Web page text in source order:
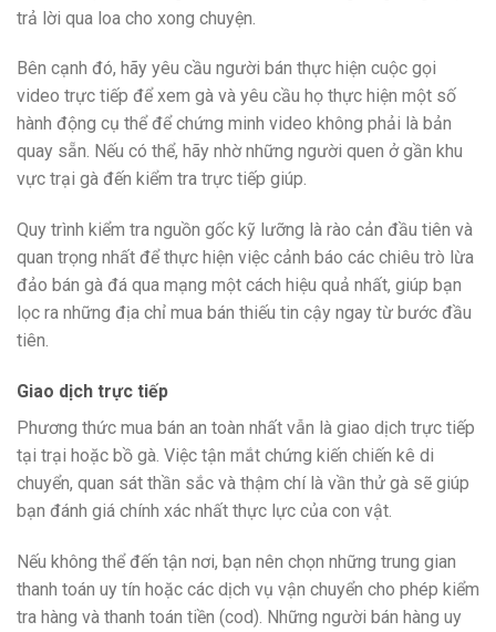
trả lời qua loa cho xong chuyện.
Bên cạnh đó, hãy yêu cầu người bán thực hiện cuộc gọi
video trực tiếp để xem gà và yêu cầu họ thực hiện một số
hành động cụ thể để chứng minh video không phải là bản
quay sẵn. Nếu có thể, hãy nhờ những người quen ở gần khu
vực trại gà đến kiểm tra trực tiếp giúp.
Quy trình kiểm tra nguồn gốc kỹ lưỡng là rào cản đầu tiên và
quan trọng nhất để thực hiện việc cảnh báo các chiêu trò lừa
đảo bán gà đá qua mạng một cách hiệu quả nhất, giúp bạn
lọc ra những địa chỉ mua bán thiếu tin cậy ngay từ bước đầu
tiên.
Giao dịch trực tiếp
Phương thức mua bán an toàn nhất vẫn là giao dịch trực tiếp
tại trại hoặc bồ gà. Việc tận mắt chứng kiến chiến kê di
chuyển, quan sát thần sắc và thậm chí là vần thử gà sẽ giúp
bạn đánh giá chính xác nhất thực lực của con vật.
Nếu không thể đến tận nơi, bạn nên chọn những trung gian
thanh toán uy tín hoặc các dịch vụ vận chuyển cho phép kiểm
tra hàng và thanh toán tiền (cod). Những người bán hàng uy